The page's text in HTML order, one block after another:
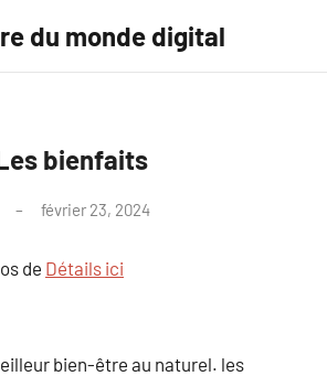
du monde digital
bienfaits
février 23, 2024
de Détails ici
bien-être au naturel. les